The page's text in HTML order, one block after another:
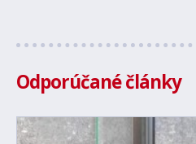
Odporúčané články